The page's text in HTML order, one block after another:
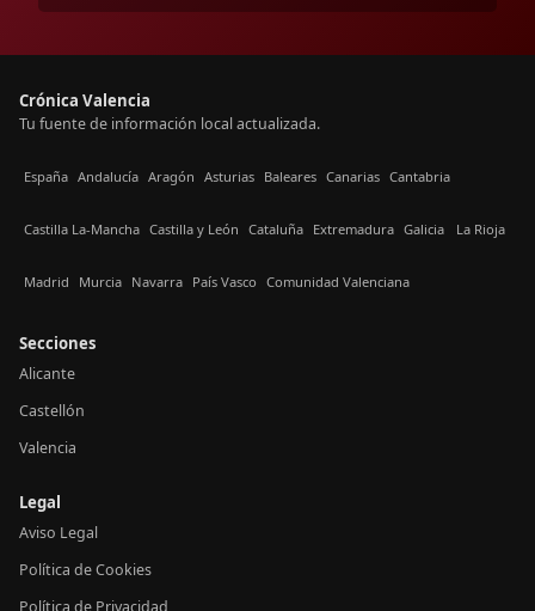
Crónica Valencia
Tu fuente de información local actualizada.
España Andalucía Aragón Asturias Baleares Canarias Cantabria
Castilla La-Mancha Castilla y León Cataluña Extremadura Galicia La Rioja
Madrid Murcia Navarra País Vasco Comunidad Valenciana
Secciones
Alicante
Castellón
Valencia
Legal
Aviso Legal
Política de Cookies